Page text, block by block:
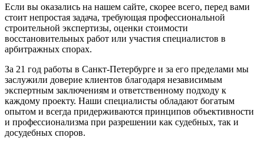
Если вы оказались на нашем сайте, скорее всего, перед вами
стоит непростая задача, требующая профессиональной
строительной экспертизы, оценки стоимости
восстановительных работ или участия специалистов в
арбитражных спорах.
За 21 год работы в Санкт-Петербурге и за его пределами мы
заслужили доверие клиентов благодаря независимым
экспертным заключениям и ответственному подходу к
каждому проекту. Наши специалисты обладают богатым
опытом и всегда придерживаются принципов объективности
и профессионализма при разрешении как судебных, так и
досудебных споров.